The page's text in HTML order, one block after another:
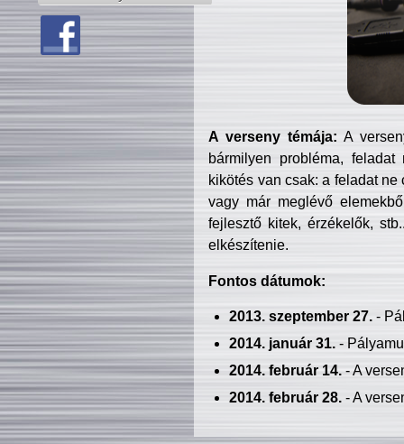
A verseny témája: A
bármilyen probléma, feladat
kikötés van csak: a feladat
vagy már meglévő
fejlesztő kitek, érzékelők,
elkészítenie.
Fontos dátumok:
2013. szeptember 27.-
2014. január 31.-
2014. február 14.- A
2014. február 28.- A